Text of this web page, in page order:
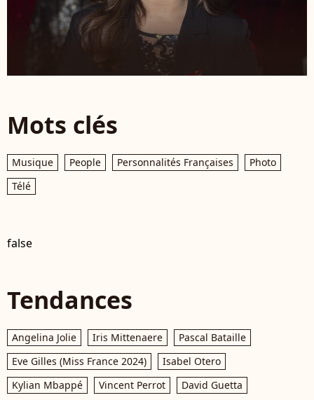
Mots clés
Musique People Personnalités Françaises
Photo
Télé
false
Tendances
Angelina Jolie Iris Mittenaere
Pascal Bataille
Eve Gilles (Miss France 2024)
Isabel Otero
Kylian Mbappé
Vincent Perrot David Guetta